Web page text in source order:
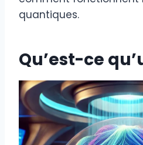
quantiques.
Qu’est-ce